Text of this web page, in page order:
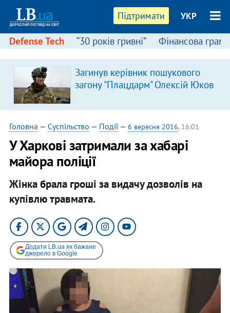
Підтримати УКР
Defense Tech “30 років гривні” Фінансова
Загинув керівник пошукового
загону "Плацдарм" Олексій Юков
Головна — Суспільство — Події— 6 вересня 2016, 16:01
У Харкові затримали за хабарі
майора поліції
Жінка брала гроші за видачу дозволів на
купівлю травмата.
Додати LB.ua як бажане
джерело в Google